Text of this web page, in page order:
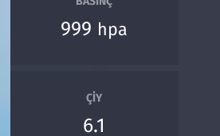
999 hpa
ÇIY
6.1